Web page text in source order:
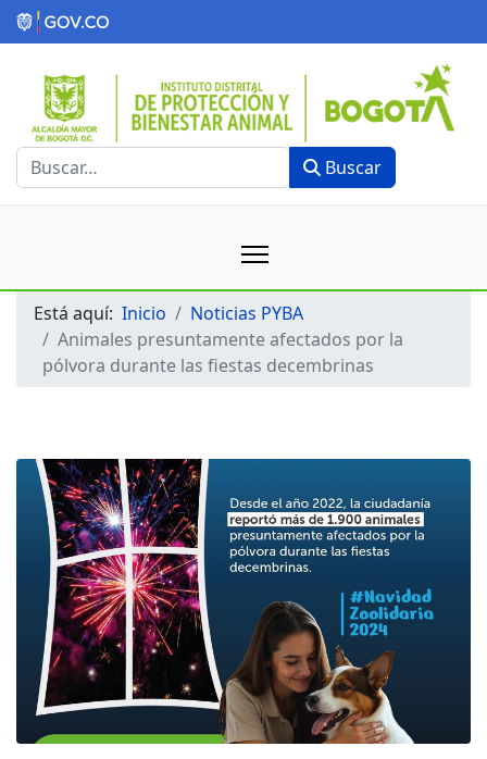
Buscar Buscar
Está aquí: Inicio
Noticias PYBA
Animales presuntamente afectados por la
pólvora durante las fiestas decembrinas